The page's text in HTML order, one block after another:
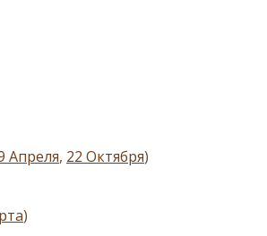
Апреля, 22 Октября)
)